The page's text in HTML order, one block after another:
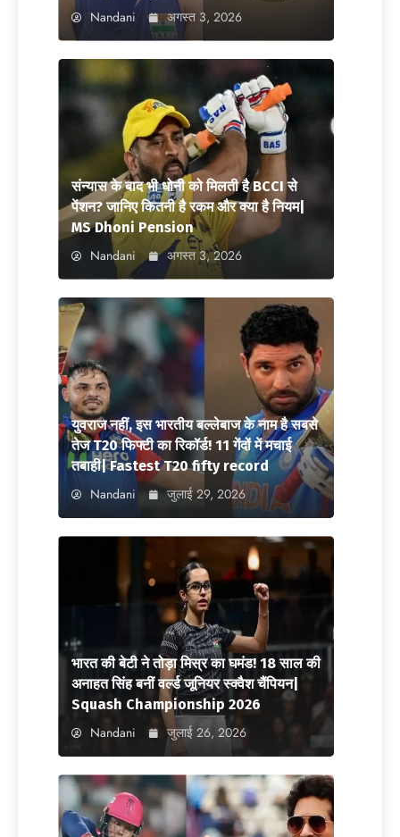
Nandani अगस्त 3, 2026
संन्यास के बाद भी धोनी को मिलती है BCCI से
पेंशन? जानिए कितनी है रकम और क्या है नियम|
MS Dhoni Pension
Nandani अगस्त 3, 2026
युवराज नहीं, इस भारतीय बल्लेबाज के नाम है सबसे
तेज T20 फिफ्टी का रिकॉर्ड! 11 गेंदों में मचाई
तबाही| Fastest T20 fifty record
Nandani जुलाई 29, 2026
भारत की बेटी ने तोड़ा मिस्र का घमंड! 18 साल की
अनाहत सिंह बनीं वर्ल्ड जूनियर स्क्वैश चैंपियन|
Squash Championship 2026
Nandani जुलाई 26, 2026